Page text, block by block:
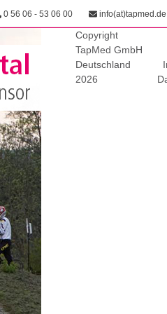
0 56 06 - 53 06 00 info(at)tapmed.de
Copyright
TapMed GmbH
Deutschland
2026